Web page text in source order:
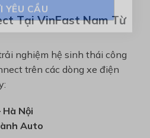
Tại VinFast Nam Từ
nghiệm hệ sinh thái công
trên các dòng xe điện
Nội
Auto